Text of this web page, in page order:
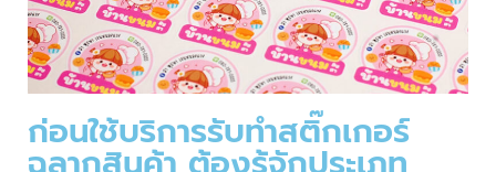
ก่อนใช้บริการรับทำสติ๊กเกอร์